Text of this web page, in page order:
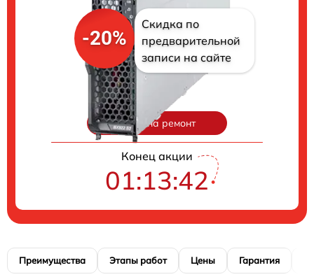
-20%
Скидка по
предварительной
записи на сайте
Цены на ремонт
Конец акции
01:13:41
Преимущества Этапы работ Цены Гарантия